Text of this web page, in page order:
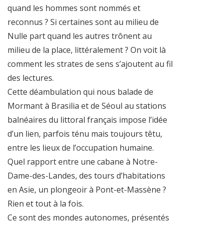
quand les hommes sont nommés et
reconnus ? Si certaines sont au milieu de
Nulle part quand les autres trônent au
milieu de la place, littéralement ? On voit là
comment les strates de sens s’ajoutent au fil
des lectures.
Cette déambulation qui nous balade de
Mormant à Brasilia et de Séoul au stations
balnéaires du littoral français impose l’idée
d’un lien, parfois ténu mais toujours têtu,
entre les lieux de l’occupation humaine.
Quel rapport entre une cabane à Notre-
Dame-des-Landes, des tours d’habitations
en Asie, un plongeoir à Pont-et-Massène ?
Rien et tout à la fois.
Ce sont des mondes autonomes, présentés